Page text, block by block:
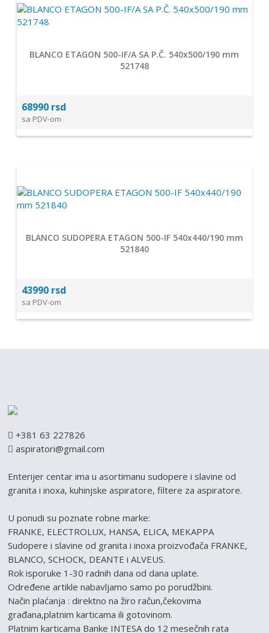
BLANCO ETAGON 500-IF/A SA P.Č. 540x500/190 mm
521748
68990 rsd
sa PDV-om
BLANCO SUDOPERA ETAGON 500-IF 540x440/190 mm
521840
43990 rsd
sa PDV-om
+381 63 227826
aspiratori@gmail.com
Enterijer centar ima u asortimanu sudopere i slavine od
granita i inoxa, kuhinjske aspiratore, filtere za aspiratore.
U ponudi su poznate robne marke:
FRANKE, ELECTROLUX, HANSA, ELICA, MEKAPPA
Sudopere i slavine od granita i inoxa proizvođača FRANKE,
BLANCO, SCHOCK, DEANTE i ALVEUS.
Rok isporuke 1-30 radnih dana od dana uplate.
Određene artikle nabavljamo samo po porudžbini.
Način plaćanja : direktno na žiro račun,čekovima
građana,platnim karticama ili gotovinom.
Platnim karticama Banke INTESA do 12 mesečnih rata